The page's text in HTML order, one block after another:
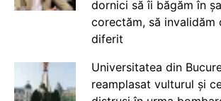
dornici să îi băgăm în
corectăm, să invalidăm
diferit
Universitatea din
reamplasat vulturul și